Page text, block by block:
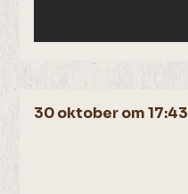
30 oktober om 17:43